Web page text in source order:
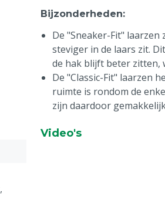
Bijzonderheden:
De "Sneaker-Fit"
steviger in de laars zit.
de hak blijft beter zitten,
De "Classic-Fit" laarzen
ruimte is rondom de
zijn daardoor
Video's